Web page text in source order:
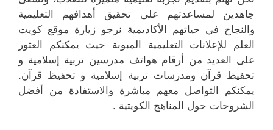
جاهدين لمساعدتهم على تحقيق أهدافهم التعليمية
والنجاح في حياتهم الأكاديمية نرجو زيارة موقع كويت
العلم للإعلانات التعليمية المبوبة حيث يمكنكم العثور
على العديد من أرقام هواتف مدرسين تربية إسلامية و
تحفيظ قرآن ومدرسات تربية إسلامية و تحفيظ قرآن.
يمكنكم التواصل معهم مباشرة والاستفادة من أفضل
الشروحات حول المناهج الكويتية .